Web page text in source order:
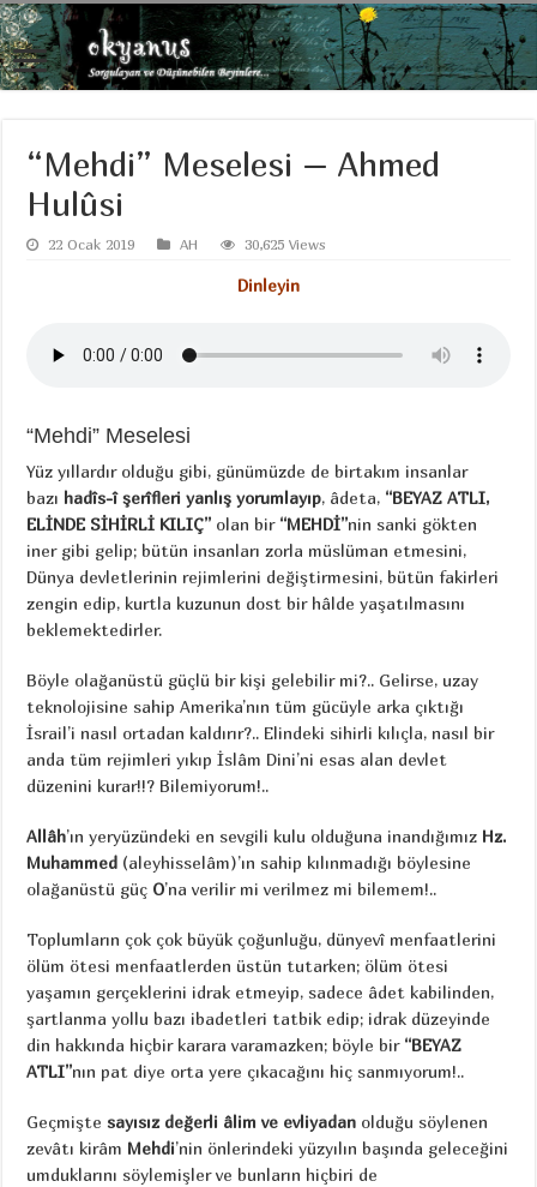
“Mehdi” Meselesi – Ahmed
Hulûsi
22 Ocak 2019 AH 30,625 Views
Dinleyin
“Mehdi” Meselesi
Yüz yıllardır olduğu gibi, günümüzde de birtakım insanlar
bazı hadîs-î şerîfleri yanlış yorumlayıp, âdeta, “BEYAZ ATLI,
ELİNDE SİHİRLİ KILIÇ” olan bir “MEHDİ”nin sanki gökten
iner gibi gelip; bütün insanları zorla müslüman etmesini,
Dünya devletlerinin rejimlerini değiştirmesini, bütün fakirleri
zengin edip, kurtla kuzunun dost bir hâlde yaşatılmasını
beklemektedirler.
Böyle olağanüstü güçlü bir kişi gelebilir mi?.. Gelirse, uzay
teknolojisine sahip Amerika’nın tüm gücüyle arka çıktığı
İsrail’i nasıl ortadan kaldırır?.. Elindeki sihirli kılıçla, nasıl bir
anda tüm rejimleri yıkıp İslâm Dini’ni esas alan devlet
düzenini kurar!!? Bilemiyorum!..
Allâh’ın yeryüzündeki en sevgili kulu olduğuna inandığımız Hz.
Muhammed (aleyhisselâm)’ın sahip kılınmadığı böylesine
olağanüstü güç O’na verilir mi verilmez mi bilemem!..
Toplumların çok çok büyük çoğunluğu, dünyevî menfaatlerini
ölüm ötesi menfaatlerden üstün tutarken; ölüm ötesi
yaşamın gerçeklerini idrak etmeyip, sadece âdet kabilinden,
şartlanma yollu bazı ibadetleri tatbik edip; idrak düzeyinde
din hakkında hiçbir karara varamazken; böyle bir “BEYAZ
ATLI”nın pat diye orta yere çıkacağını hiç sanmıyorum!..
Geçmiştesayısız değerli âlim ve evliyadan olduğu söylenen
zevâtı kirâm Mehdi’nin önlerindeki yüzyılın başında geleceğini
umduklarını söylemişler ve bunların hiçbiri de